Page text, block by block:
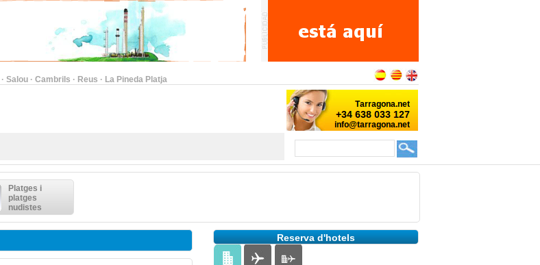
· Salou · Cambrils · Reus · La Pineda Platja
Platges i
platges
nudistes
Reserva d'hotels